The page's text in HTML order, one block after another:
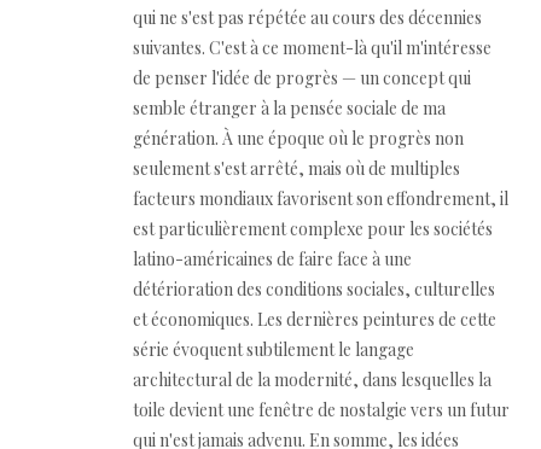
qui ne s'est pas répétée au cours des décennies
suivantes. C'est à ce moment-là qu'il m'intéresse
de penser l'idée de progrès — un concept qui
semble étranger à la pensée sociale de ma
génération. À une époque où le progrès non
seulement s'est arrêté, mais où de multiples
facteurs mondiaux favorisent son effondrement, il
est particulièrement complexe pour les sociétés
latino-américaines de faire face à une
détérioration des conditions sociales, culturelles
et économiques. Les dernières peintures de cette
série évoquent subtilement le langage
architectural de la modernité, dans lesquelles la
toile devient une fenêtre de nostalgie vers un futur
qui n'est jamais advenu. En somme, les idées